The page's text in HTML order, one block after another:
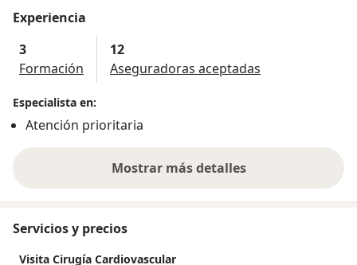
Experiencia
3
Formación
12
Aseguradoras aceptadas
Especialista en:
Atención prioritaria
Mostrar más detalles
sobre la experiencia
Servicios y precios
Visita Cirugía Cardiovascular